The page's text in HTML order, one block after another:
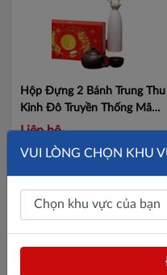
Hộp Đựng 2 Bánh Trung Thu
Kinh Đô Truyền Thống Mã
H2BTC
Liên hệ
VUI LÒNG CHỌN KHU